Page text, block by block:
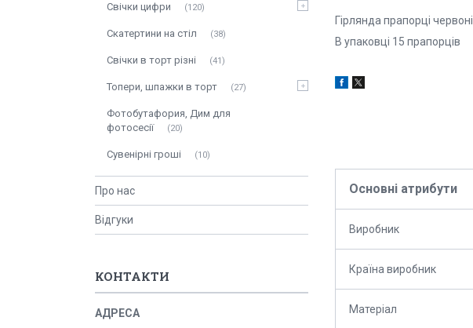
Гірлянда прапорці червоні.
В упаковці 15 прапорців
Основні атрибути
Виробник
Країна виробник
Матеріал
Свічки цифри 120
Скатертини на стіл 38
Свічки в торт різні 41
Топери, шпажки в торт 27
Фотобутафория, Дим для
фотосесії
20
Сувенірні гроші 10
Про нас
Відгуки
КОНТАКТИ